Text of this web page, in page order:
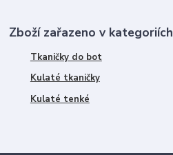
Zboží zařazeno v kategoriích
Tkaničky do bot
Kulaté tkaničky
Kulaté tenké